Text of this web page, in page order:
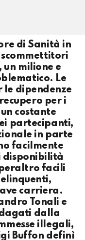
di Sanità in
scommettitori
milione e
Le
le dipendenze
per i
costante
partecipanti,
in parte
facilmente
disponibilità
facili
carriera.
Tonali e
dalla
illegali,
Buffon definì